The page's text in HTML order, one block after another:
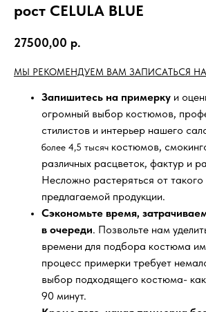
рост CELULA BLUE
27500,00 р.
МЫ РЕКОМЕНДУЕМ ВАМ ЗАПИСАТЬСЯ
Запишитесь на примерку и
огромный выбор костюмов,
стилистов и интерьер нашего
более 4,5 тысяч костюмов,
различных расцветок, фактур и
Несложно растеряться от такого
предлагаемой продукции.
Сэкономьте время,
в очереди. Позвольте нам
времени для подбора костюма
процесс примерки требует
выбор подходящего костюма-
90 минут.